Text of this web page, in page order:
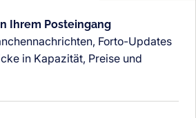
Ihrem Posteingang
Forto-Updates
in Kapazität, Preise und